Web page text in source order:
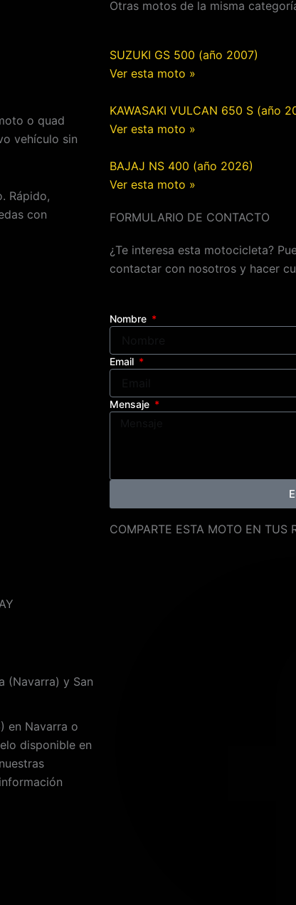
o quad
vehículo sin
Rápido,
con
(Navarra) y San
en Navarra o
disponible en
Otras motos de la misma
SUZUKI GS 500 (año 2007)
Ver esta moto »
KAWASAKI VULCAN 650 S (año
Ver esta moto »
BAJAJ NS 400 (año 2026)
Ver esta moto »
FORMULARIO DE CONTACTO
¿Te interesa esta motocicleta?
contactar con nosotros y hacer
Nombre
Email
Mensaje
COMPARTE ESTA MOTO EN TUS